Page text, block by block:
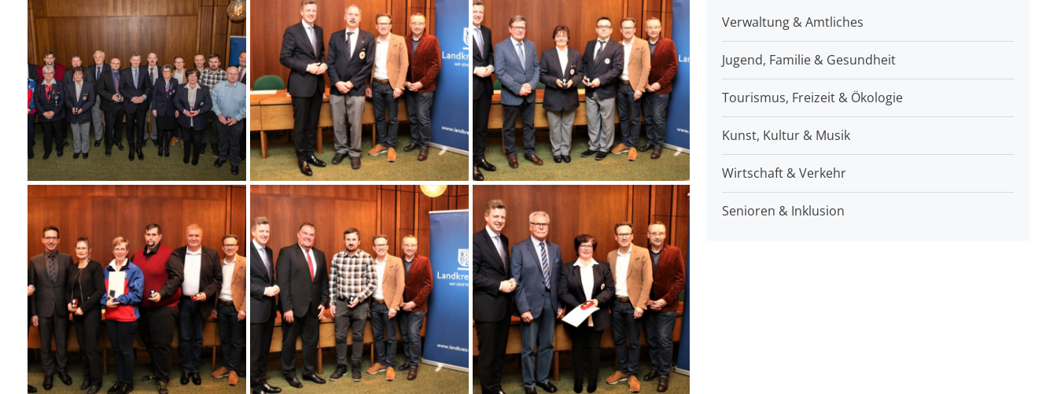
Verwaltung & Amtliches
Jugend, Familie & Gesundheit
Tourismus, Freizeit & Ökologie
Kunst, Kultur & Musik
Wirtschaft & Verkehr
Senioren & Inklusion